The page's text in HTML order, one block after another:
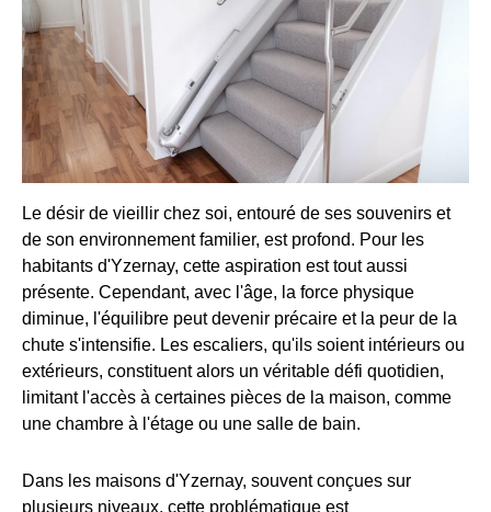
Le désir de vieillir chez soi, entouré de ses souvenirs et
de son environnement familier, est profond. Pour les
habitants d'Yzernay, cette aspiration est tout aussi
présente. Cependant, avec l'âge, la force physique
diminue, l'équilibre peut devenir précaire et la peur de la
chute s'intensifie. Les escaliers, qu'ils soient intérieurs ou
extérieurs, constituent alors un véritable défi quotidien,
limitant l'accès à certaines pièces de la maison, comme
une chambre à l'étage ou une salle de bain.
Dans les maisons d'Yzernay, souvent conçues sur
plusieurs niveaux, cette problématique est